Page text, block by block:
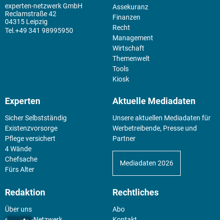
experten-netzwerk GmbH
Reclamstraße 42
04315 Leipzig
+49 341 98995950
Assekuranz
Finanzen
Recht
Management
Wirtschaft
Themenwelt
Tools
Kiosk
Experten
Sicher Selbstständig
Existenz­vorsorge
Pflege versichert
4 Wände
Chefsache
Fürs Alter
Aktuelle Mediadaten
Unsere aktuellen Mediadaten für
Werbetreibende, Presse und
Partner
Mediadaten 2026
Redaktion
Über uns
Rechtliches
Abo